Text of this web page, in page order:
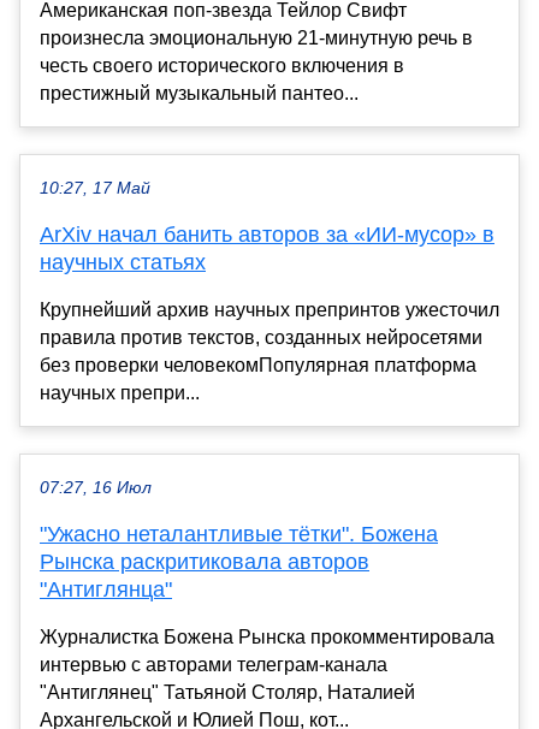
Американская поп-звезда Тейлор Свифт
произнесла эмоциональную 21-минутную речь в
честь своего исторического включения в
престижный музыкальный пантео...
10:27, 17 Май
ArXiv начал банить авторов за «ИИ-мусор» в
научных статьях
Крупнейший архив научных препринтов ужесточил
правила против текстов, созданных нейросетями
без проверки человекомПопулярная платформа
научных препри...
07:27, 16 Июл
"Ужасно неталантливые тётки". Божена
Рынска раскритиковала авторов
"Антиглянца"
Журналистка Божена Рынска прокомментировала
интервью с авторами телеграм-канала
"Антиглянец" Татьяной Столяр, Наталией
Архангельской и Юлией Пош, кот...